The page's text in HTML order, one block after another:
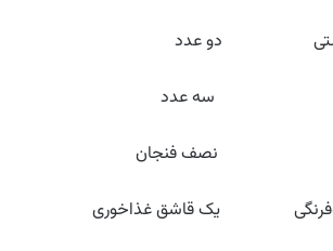
دو عدد
سه عدد
نصف فنجان
یک قاشق غذاخوری